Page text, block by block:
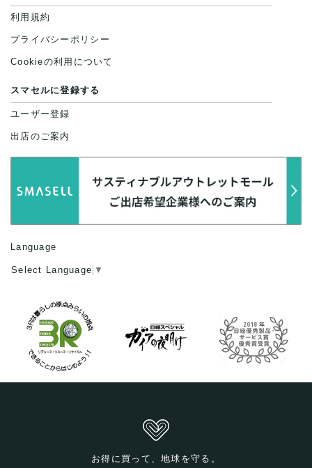
利用規約
プライバシーポリシー
Cookieの利用について
スマセルに登録する
ユーザー登録
出店のご案内
Language
Select Language ▼
お得に買って、地球を守る。